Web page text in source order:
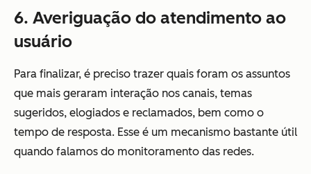
6. Averiguação do atendimento ao
usuário
Para finalizar, é preciso trazer quais foram os assuntos
que mais geraram interação nos canais, temas
sugeridos, elogiados e reclamados, bem como o
tempo de resposta. Esse é um mecanismo bastante útil
quando falamos do monitoramento das redes.